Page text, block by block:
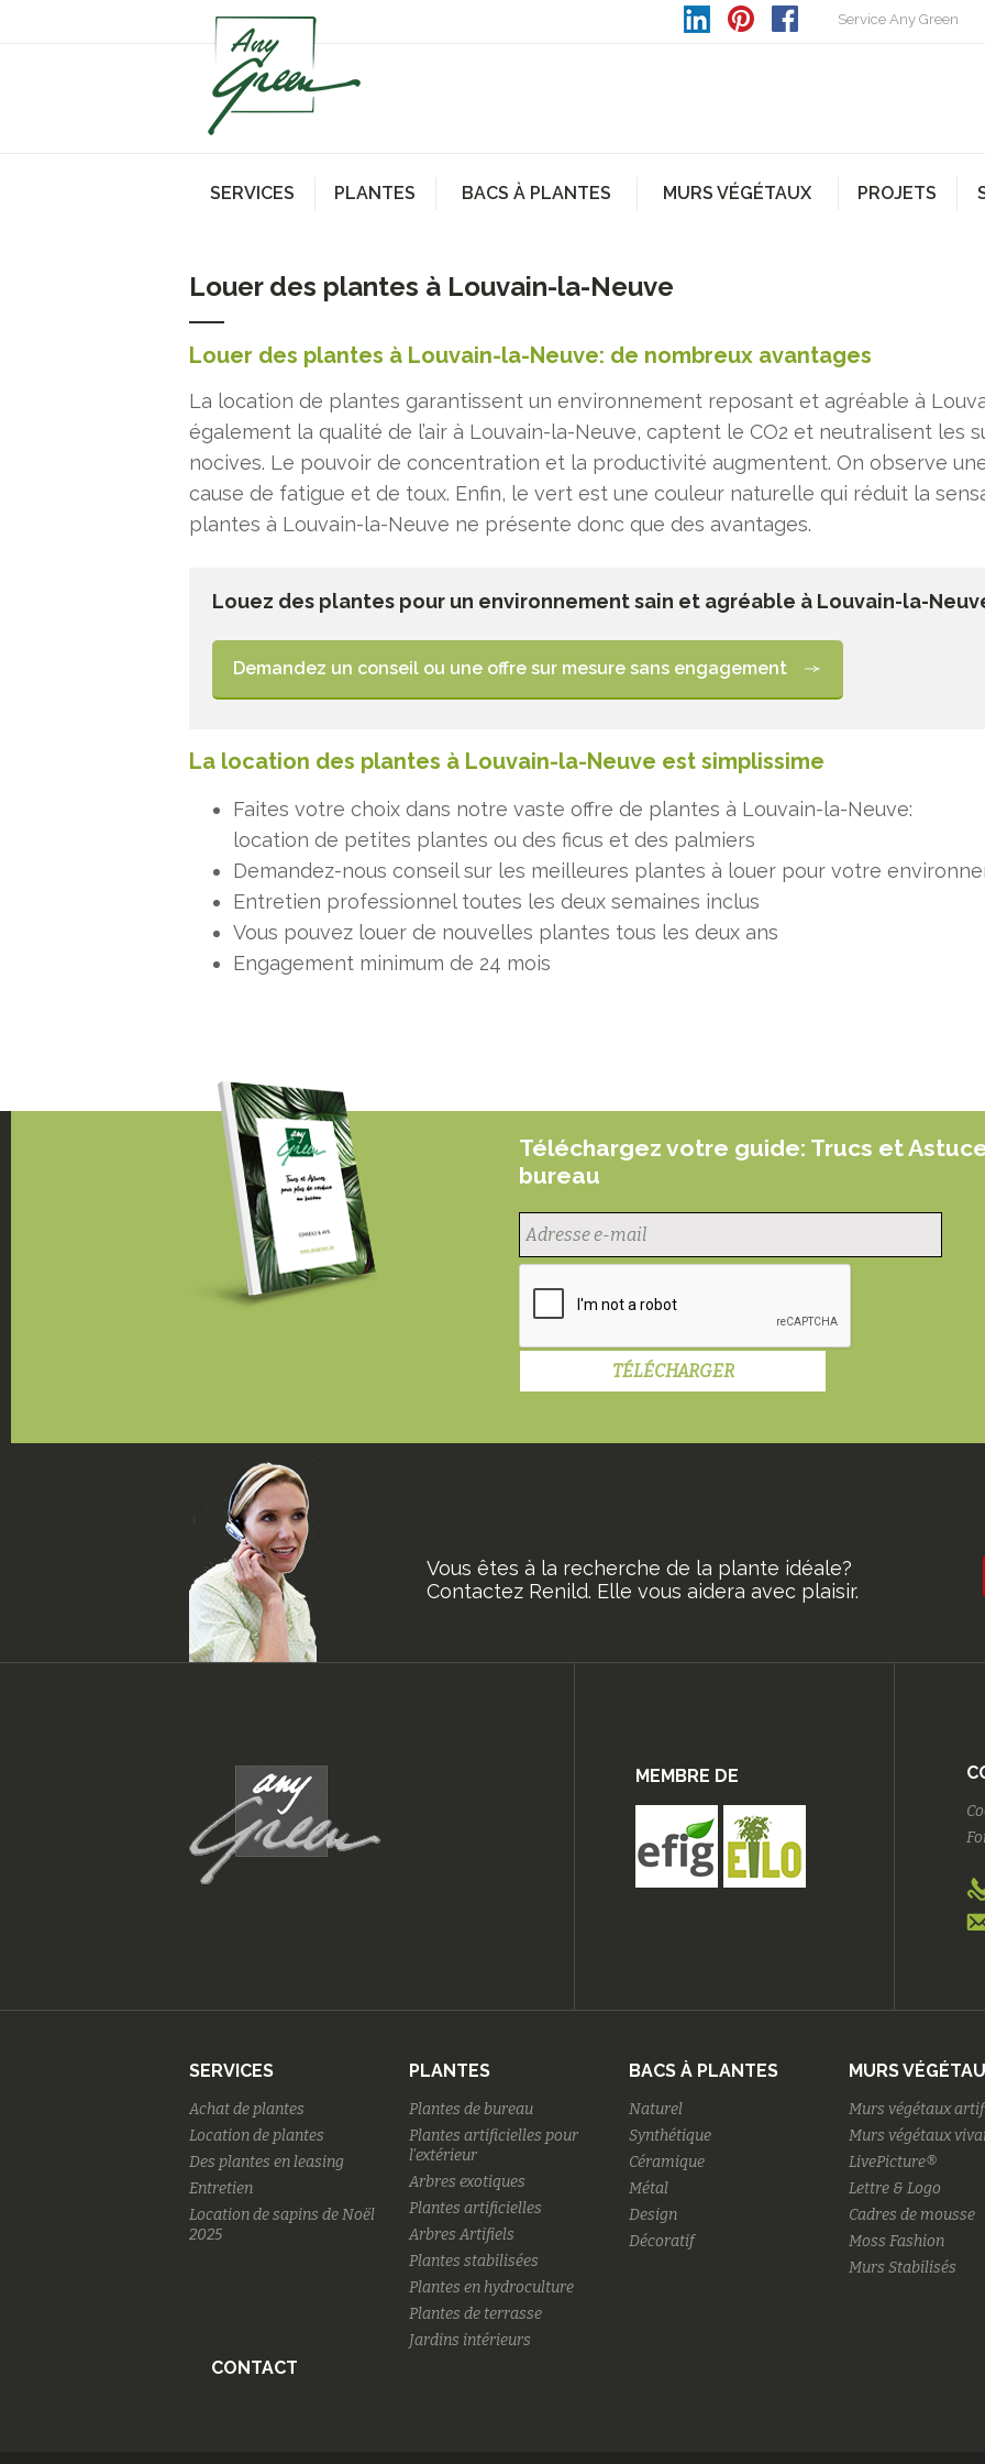
Service Any Green
SERVICES PLANTES BACS À PLANTES MURS VÉGÉTAUX PROJETS
Louer des plantes à Louvain-la-Neuve
Louer des plantes à Louvain-la-Neuve: de nombreux avantages
La location de plantes garantissent un environnement reposant et agréable à
également la qualité de l’air à Louvain-la-Neuve, captent le CO2 et neutralisent les
nocives. Le pouvoir de concentration et la productivité augmentent. On observe
cause de fatigue et de toux. Enfin, le vert est une couleur naturelle qui réduit la
plantes à Louvain-la-Neuve ne présente donc que des avantages.
Louez des plantes pour un environnement sain et agréable à Louvain-la-
Demandez un conseil ou une offre sur mesure sans engagement
La location des plantes à Louvain-la-Neuve est simplissime
Faites votre choix dans notre vaste offre de plantes à Louvain-la-Neuve:
location de petites plantes ou des ficus et des palmiers
Demandez-nous conseil sur les meilleures plantes à louer pour votre
Entretien professionnel toutes les deux semaines inclus
Vous pouvez louer de nouvelles plantes tous les deux ans
Engagement minimum de 24 mois
Téléchargez votre guide: Trucs et
bureau
Vous êtes à la recherche de la plante idéale?
Contactez Renild. Elle vous aidera avec plaisir.
MEMBRE DE
SERVICES
Achat de plantes
Location de plantes
Des plantes en leasing
Entretien
Location de sapins de Noël
2025
PLANTES
Plantes de bureau
Plantes artificielles pour
l'extérieur
Arbres exotiques
Plantes artificielles
Arbres Artifiels
Plantes stabilisées
Plantes en hydroculture
Plantes de terrasse
Jardins intérieurs
BACS À PLANTES
Naturel
Synthétique
Céramique
Métal
Design
Décoratif
MURS
Murs végétaux
Murs végétaux
LivePicture®
Lettre & Logo
Cadres de mousse
Moss Fashion
Murs Stabilisés
CONTACT